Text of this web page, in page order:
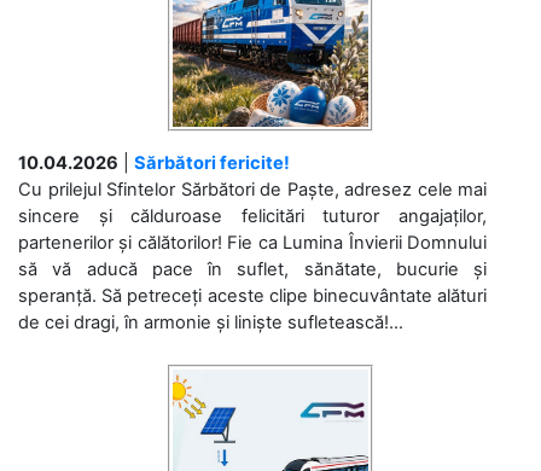
10.04.2026
Sărbători fericite!
Cu prilejul Sfintelor Sărbători de Paște, adresez cele mai
sincere și călduroase felicitări tuturor angajaților,
partenerilor și călătorilor! Fie ca Lumina Învierii Domnului
să vă aducă pace în suflet, sănătate, bucurie și
speranță. Să petreceți aceste clipe binecuvântate alături
de cei dragi, în armonie și liniște sufletească!...